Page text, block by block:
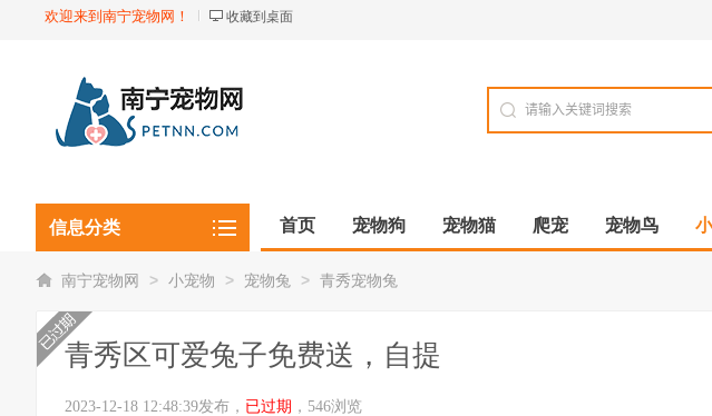
欢迎来到南宁宠物网！ 收藏到桌面
信息分类 首页 宠物狗 宠物猫 爬宠 宠物鸟
观赏植物 观赏鱼虾
南宁宠物网 > 小宠物 > 宠物兔 > 青秀宠物兔
青秀区可爱兔子免费送，自提
2023-12-18 12:48:39发布， 已过期 ，546浏览